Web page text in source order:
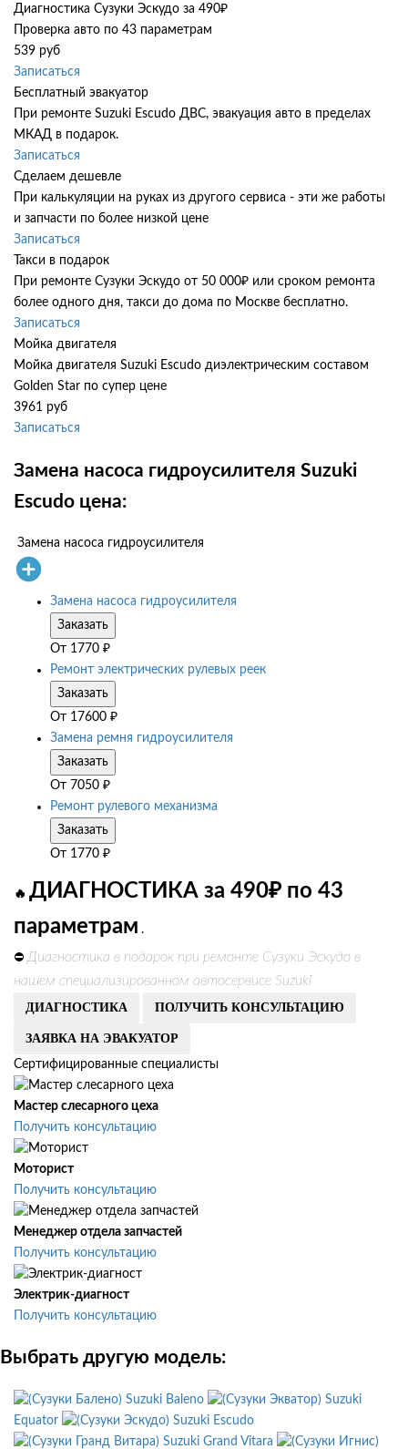
Диагностика Сузуки Эскудо за 490₽
Проверка авто по 43 параметрам
539 руб
Записаться
Бесплатный эвакуатор
При ремонте Suzuki Escudo ДВС, эвакуация авто в пределах
МКАД в подарок.
Записаться
Сделаем дешевле
При калькуляции на руках из другого сервиса - эти же работы
и запчасти по более низкой цене
Записаться
Такси в подарок
При ремонте Сузуки Эскудо от 50 000₽ или сроком ремонта
более одного дня, такси до дома по Москве бесплатно.
Записаться
Мойка двигателя
Мойка двигателя Suzuki Escudo диэлектрическим составом
Golden Star по супер цене
3961 руб
Записаться
Замена насоса гидроусилителя Suzuki
Escudo цена:
Замена насоса гидроусилителя
Замена насоса гидроусилителя
Заказать
От 1770 ₽
Ремонт электрических рулевых реек
Заказать
От 17600 ₽
Замена ремня гидроусилителя
Заказать
От 7050 ₽
Ремонт рулевого механизма
Заказать
От 1770 ₽
🔥 ДИАГНОСТИКА за 490₽ по 43
параметрам .
⛔ Диагностика в подарок при ремонте Сузуки Эскудо в
нашем специализированном автосервисе Suzuki
ДИАГНОСТИКА ПОЛУЧИТЬ КОНСУЛЬТАЦИЮ
ЗАЯВКА НА ЭВАКУАТОР
Сертифицированные специалисты
Мастер слесарного цеха
Получить консультацию
Моторист
Получить консультацию
Менеджер отдела запчастей
Получить консультацию
Электрик-диагност
Получить консультацию
Выбрать другую модель:
Suzuki Baleno
Suzuki
Equator
Suzuki Escudo
Suzuki Grand Vitara